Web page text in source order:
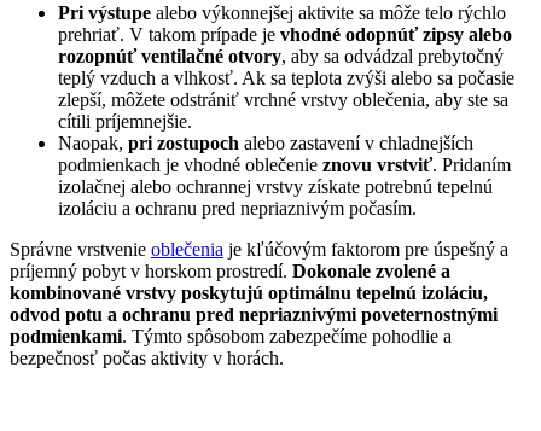
Pri výstupe alebo výkonnejšej aktivite sa môže telo rýchlo
prehriať. V takom prípade je vhodné odopnúť zipsy alebo
rozopnúť ventilačné otvory, aby sa odvádzal prebytočný
teplý vzduch a vlhkosť. Ak sa teplota zvýši alebo sa počasie
zlepší, môžete odstrániť vrchné vrstvy oblečenia, aby ste sa
cítili príjemnejšie.
Naopak, pri zostupoch alebo zastavení v chladnejších
podmienkach je vhodné oblečenie znovu vrstviť. Pridaním
izolačnej alebo ochrannej vrstvy získate potrebnú tepelnú
izoláciu a ochranu pred nepriaznivým počasím.
Správne vrstvenie oblečenia je kľúčovým faktorom pre úspešný a
príjemný pobyt v horskom prostredí. Dokonale zvolené a
kombinované vrstvy poskytujú optimálnu tepelnú izoláciu,
odvod potu a ochranu pred nepriaznivými poveternostnými
podmienkami. Týmto spôsobom zabezpečíme pohodlie a
bezpečnosť počas aktivity v horách.